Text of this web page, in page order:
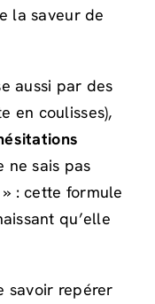
la saveur de
aussi par des
en coulisses),
ne sais pas
: cette formule
qu’elle
savoir repérer